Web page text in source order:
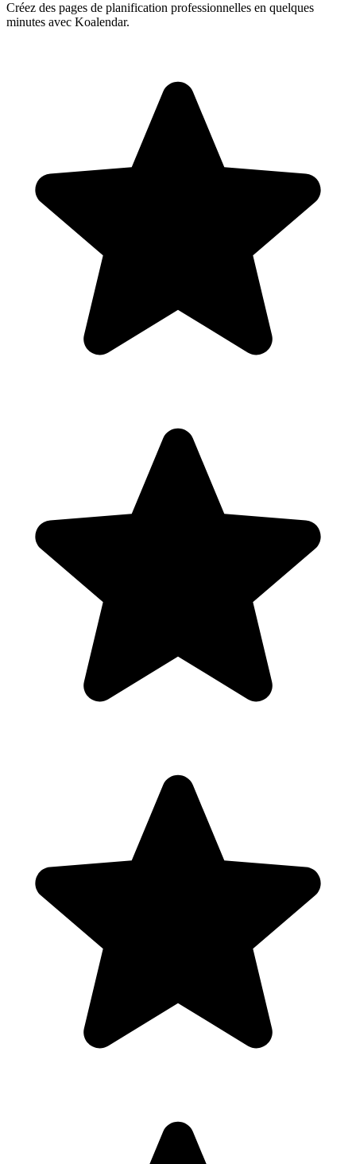
Créez des pages de planification professionnelles en quelques
minutes avec Koalendar.